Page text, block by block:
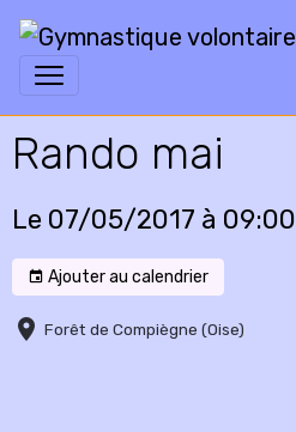
Rando mai
Le 07/05/2017 à 09:00
Ajouter au calendrier
Forêt de Compiègne (Oise)